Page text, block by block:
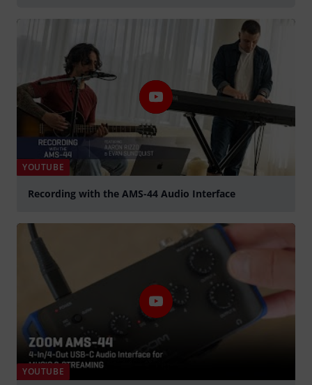
YOUTUBE
Recording with the AMS-44 Audio Interface
YOUTUBE